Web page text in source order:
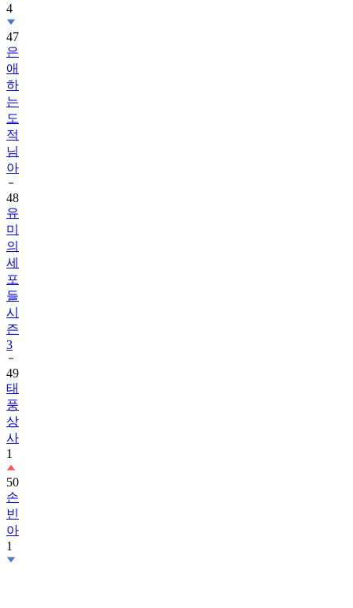
4
47
은
애
하
는
도
적
님
아
48
유
미
의
세
포
들
시
즌
3
49
태
풍
상
사
1
50
손
빈
아
1